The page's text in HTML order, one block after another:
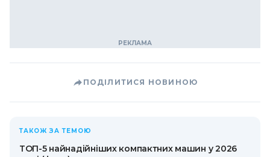
ПОДІЛИТИСЯ НОВИНОЮ
ТАКОЖ ЗА ТЕМОЮ
ТОП-5 найнадійніших компактних машин у 2026